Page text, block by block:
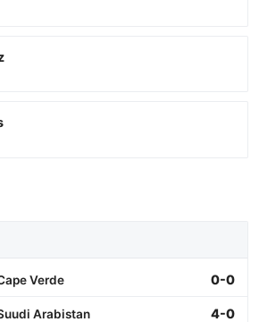
Verde 0-0
Arabistan 4-0